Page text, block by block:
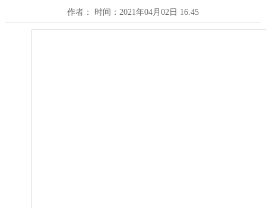
作者： 时间：2021年04月02日 16:45